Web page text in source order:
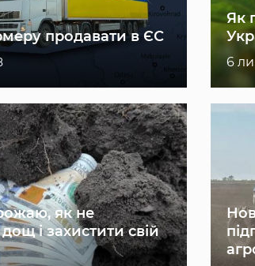
продавати в ЄС
Як
6
як не
і захистити свій